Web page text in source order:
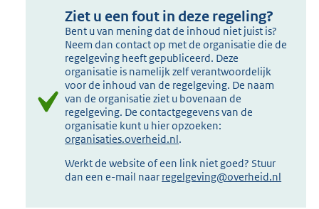
Ziet u een fout in deze regeling?
Bent u van mening dat de inhoud niet juist is?
Neem dan contact op met de organisatie die de
regelgeving heeft gepubliceerd. Deze
organisatie is namelijk zelf verantwoordelijk
voor de inhoud van de regelgeving. De naam
van de organisatie ziet u bovenaan de
regelgeving. De contactgegevens van de
organisatie kunt u hier opzoeken:
organisaties.overheid.nl.
Werkt de website of een link niet goed? Stuur
dan een e-mail naar regelgeving@overheid.nl